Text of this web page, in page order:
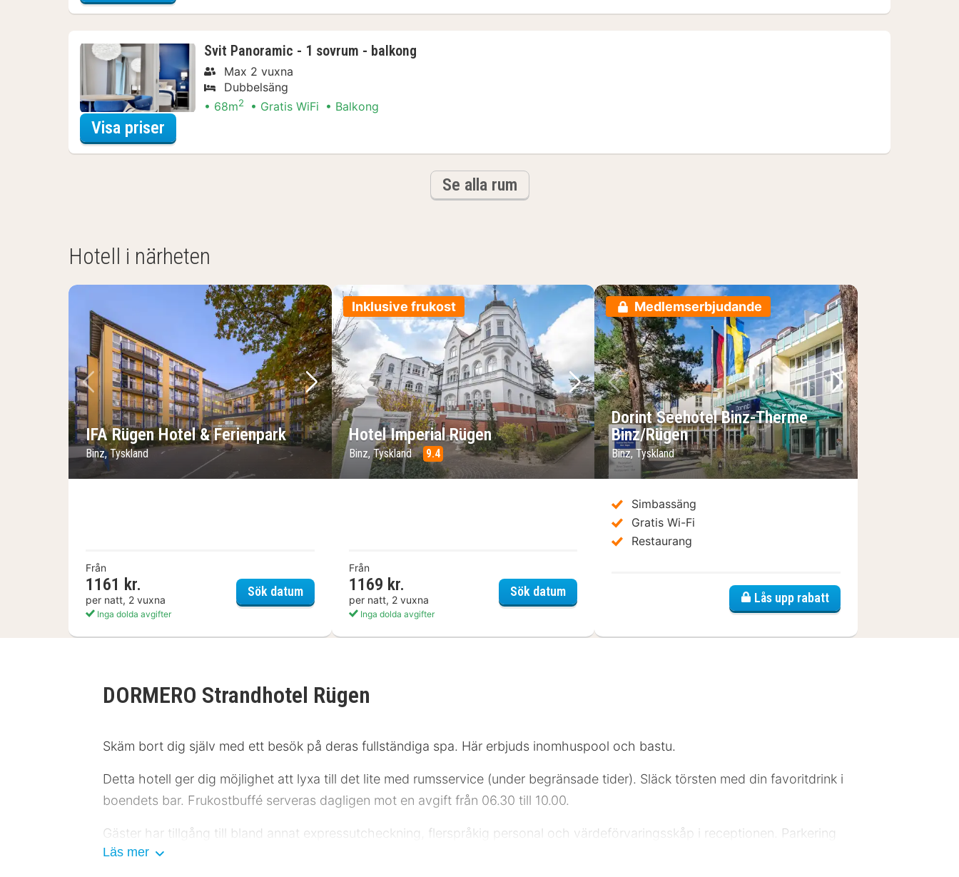
Svit Panoramic - 1 sovrum - balkong
Max 2 vuxna
Dubbelsäng
68m2 Gratis WiFi Balkong
Visa priser
Se alla rum
Hotell i närheten
Föregående bild
Nästa bild
IFA Rügen Hotel & Ferienpark
Binz, Tyskland
Från
1161 kr.
per natt, 2 vuxna
Inga dolda avgifter
Sök datumIFA Rügen Hotel & Ferienpark
Inklusive frukost
Föregående bild
Nästa bild
Hotel Imperial Rügen
Binz, Tyskland 9.4
Från
1169 kr.
per natt, 2 vuxna
Inga dolda avgifter
Sök datumHotel Imperial Rügen
Medlemserbjudande
Föregående bild
Nästa bild
Dorint Seehotel Binz-Therme
Binz/Rügen
Binz, Tyskland
Simbassäng
Gratis Wi-Fi
Restaurang
Lås upp rabatt
DORMERO Strandhotel Rügen
Skäm bort dig själv med ett besök på deras fullständiga spa. Här erbjuds inomhuspool och bastu.
Detta hotell ger dig möjlighet att lyxa till det lite med rumsservice (under begränsade tider). Släck törsten med din favoritdrink i
boendets bar. Frukostbuffé serveras dagligen mot en avgift från 06.30 till 10.00.
Gäster har tillgång till bland annat expressutcheckning, flerspråkig personal och värdeförvaringsskåp i receptionen. Parkering
(avgift tillkommer) erbjuds på plats.
Läs mer